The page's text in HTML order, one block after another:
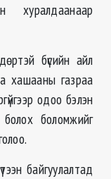
хуралдаанаар
бүсийн айл
хашааны газраа
одоо бэлэн
боломжийг
байгуулалтад